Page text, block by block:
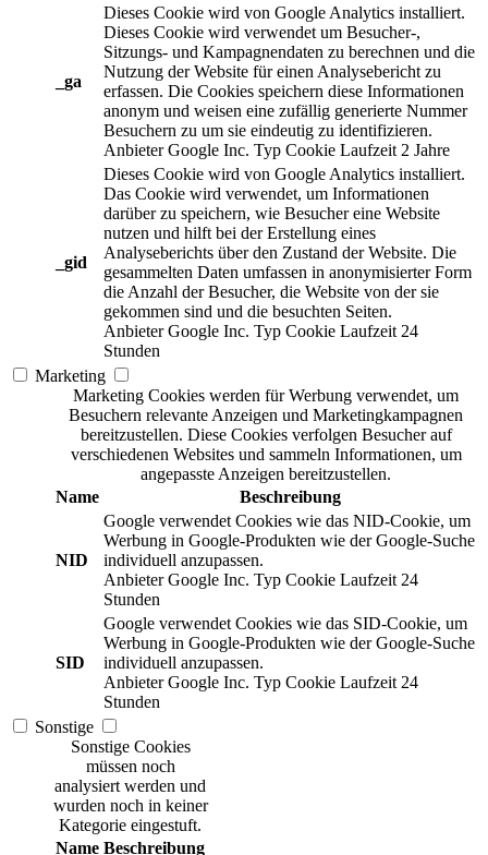
_ga
Dieses Cookie wird von Google Analytics installiert.
Dieses Cookie wird verwendet um Besucher-,
Sitzungs- und Kampagnendaten zu berechnen und die
Nutzung der Website für einen Analysebericht zu
erfassen. Die Cookies speichern diese Informationen
anonym und weisen eine zufällig generierte Nummer
Besuchern zu um sie eindeutig zu identifizieren.
Anbieter Google Inc. Typ Cookie Laufzeit 2 Jahre
_gid
Dieses Cookie wird von Google Analytics installiert.
Das Cookie wird verwendet, um Informationen
darüber zu speichern, wie Besucher eine Website
nutzen und hilft bei der Erstellung eines
Analyseberichts über den Zustand der Website. Die
gesammelten Daten umfassen in anonymisierter Form
die Anzahl der Besucher, die Website von der sie
gekommen sind und die besuchten Seiten.
Anbieter Google Inc. Typ Cookie Laufzeit 24
Stunden
Marketing
Marketing Cookies werden für Werbung verwendet, um
Besuchern relevante Anzeigen und Marketingkampagnen
bereitzustellen. Diese Cookies verfolgen Besucher auf
verschiedenen Websites und sammeln Informationen, um
angepasste Anzeigen bereitzustellen.
Name
Beschreibung
NID
Google verwendet Cookies wie das NID-Cookie, um
Werbung in Google-Produkten wie der Google-Suche
individuell anzupassen.
Anbieter Google Inc. Typ Cookie Laufzeit 24
Stunden
SID
Google verwendet Cookies wie das SID-Cookie, um
Werbung in Google-Produkten wie der Google-Suche
individuell anzupassen.
Anbieter Google Inc. Typ Cookie Laufzeit 24
Stunden
Sonstige
Sonstige Cookies
müssen noch
analysiert werden und
wurden noch in keiner
Kategorie eingestuft.
Name Beschreibung